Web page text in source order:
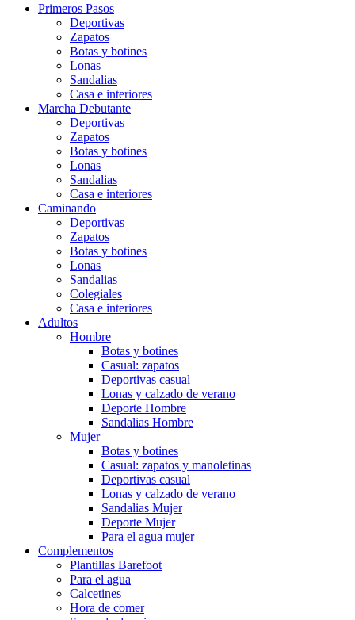
Primeros Pasos
Deportivas
Zapatos
Botas y botines
Lonas
Sandalias
Casa e interiores
Marcha Debutante
Deportivas
Zapatos
Botas y botines
Lonas
Sandalias
Casa e interiores
Caminando
Deportivas
Zapatos
Botas y botines
Lonas
Sandalias
Colegiales
Casa e interiores
Adultos
Hombre
Botas y botines
Casual: zapatos
Deportivas casual
Lonas y calzado de verano
Deporte Hombre
Sandalias Hombre
Mujer
Botas y botines
Casual: zapatos y manoletinas
Deportivas casual
Lonas y calzado de verano
Sandalias Mujer
Deporte Mujer
Para el agua mujer
Complementos
Plantillas Barefoot
Para el agua
Calcetines
Hora de comer